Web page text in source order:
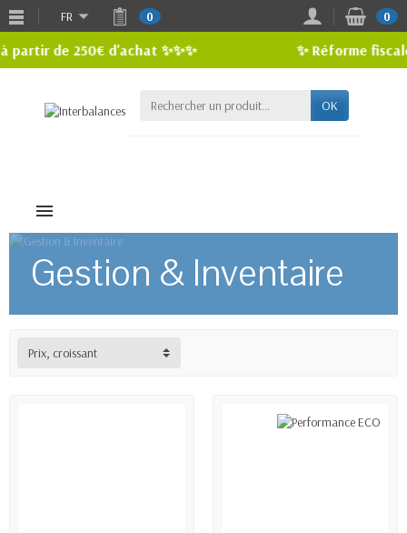
de 250€ d'achat ✨✨✨ ✨ Réforme fiscale
FR 0 0
OK
Gestion & Inventaire
Prix, croissant